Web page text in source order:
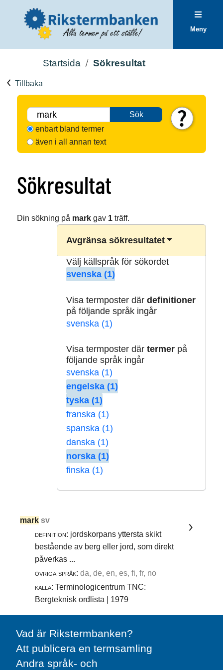
Meny
Startsida Sökresultat
Tillbaka
Sök
enbart bland termer
även i all annan text
Sökresultat
Din sökning på markgav 1träff.
Avgränsa sökresultatet
Välj källspråk för sökordet
svenska (1)
Visa termposter där definitioner
på följande språk ingår
svenska (1)
Visa termposter där termerpå
följande språk ingår
svenska (1)
engelska (1)
tyska (1)
franska (1)
spanska (1)
danska (1)
norska (1)
finska (1)
mark sv
definition: jordskorpans yttersta skikt
bestående av berg eller jord, som direkt
påverkas ...
övriga språk: da, de, en, es, fi, fr, no
källa: Terminologicentrum TNC:
Bergteknisk ordlista | 1979
Vad är Rikstermbanken?
Att publicera en termsamling
Andra språk- och